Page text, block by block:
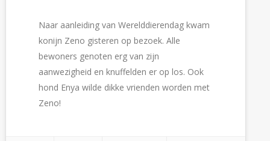
Naar aanleiding van Werelddierendag kwam
konijn Zeno gisteren op bezoek. Alle
bewoners genoten erg van zijn
aanwezigheid en knuffelden er op los. Ook
hond Enya wilde dikke vrienden worden met
Zeno!